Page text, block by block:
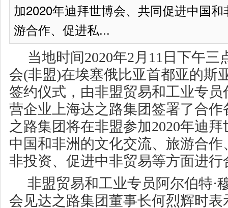
加2020年迪拜世博会、共同促进中国
游合作、促进私...
当地时间2020年2月11日下午三
会(非盟)在埃塞俄比亚首都亚的斯
签约仪式，由非盟贸易和工业专
营企业上海达之路集团签署了合
之路集团将在非盟参加2020年迪
中国和非洲的文化交流、旅游合
非投资、促进中非贸易等方面进行
非盟贸易和工业专员阿尔伯特·
会见达之路集团董事长何烈辉时